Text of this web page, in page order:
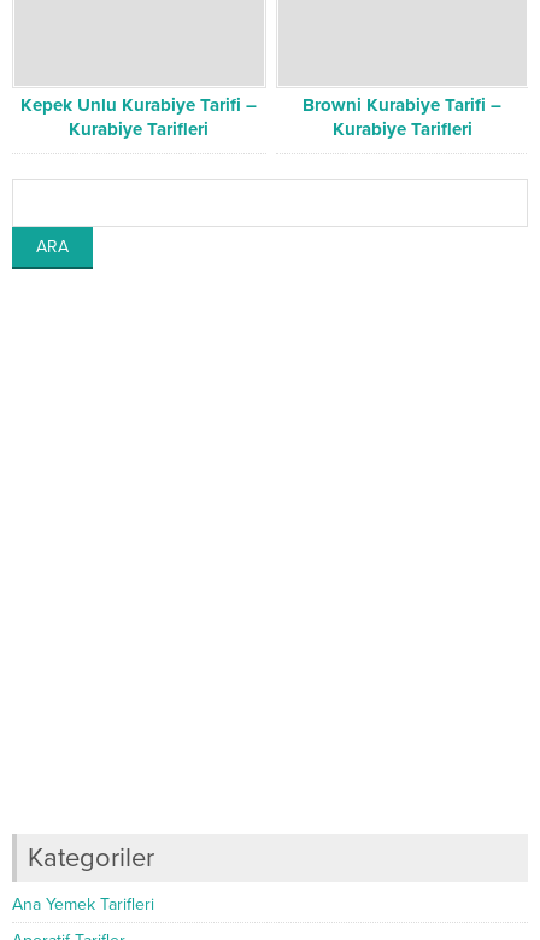
Kepek Unlu Kurabiye Tarifi –
Kurabiye Tarifleri
Browni Kurabiye Tarifi –
Kurabiye Tarifleri
Kategoriler
Ana Yemek Tarifleri